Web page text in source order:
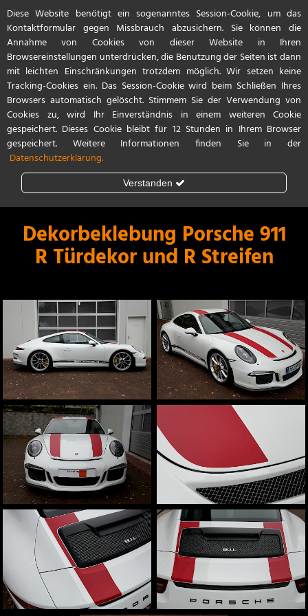
Start Referenzen Kontakt / Anfahrt
Lackschutzfolie
Teilfolierung
Porsche
Aston Martin
weitere Marken
Fahrzeugbeschriftungen
Beschriftungen und Schilder
Sichtschutz
Sonnenschutz
Team
Infrastruktur
Dekorbeklebung Porsche 911
R Türdekor und R Streifen
Diese Website benötigt ein sogenanntes Session-Cookie, um das
Kontaktformular gegen Missbrauch abzusichern. Sie können die
Annahme von Cookies von dieser Website in Ihren
Browsereinstellungen unterdrücken, die Benutzung der Seiten ist dann
mit leichten Einschränkungen trotzdem möglich. Wir setzen keine
Tracking-Cookies ein. Das Session-Cookie wird beim Schließen Ihres
Browsers automatisch gelöscht. Stimmem Sie der Verwendung von
Cookies zu, wird Ihr Einverständnis in einem weiteren Cookie
gespeichert. Dieses Cookie bleibt für 12 Stunden in Ihrem Browser
gespeichert. Weitere Informationen finden Sie in der
Datenschutzerklärung.
Verstanden